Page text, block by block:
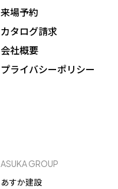
来場予約
カタログ請求
会社概要
プライバシーポリシー
ASUKA GROUP
あすか建設